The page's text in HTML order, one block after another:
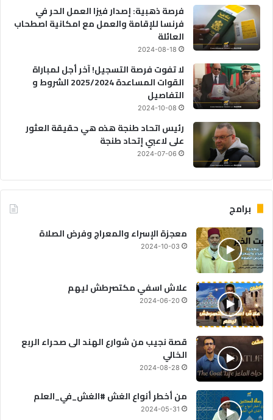
فرصة ذهبية: إصدار فيزا العمل الحر في
فرنسا للإقامة والعمل مع امكانية اصطحاب
العائلة
2024-08-18
لا تفوت فرصة التسجيل! آخر أجل لمباراة
القوات المساعدة 2025/2024 الشروط و
التفاصيل
2024-10-08
رئيس اتحاد طنجة هذه هي حقيقة العثور
على لاعبي إتحاد طنجة
2024-07-06
برامج
معجزة الإسراء والمعراج وفرض الصلاة
2024-10-03
علاش اسفي مكتصرطش ليهم
2024-06-20
قصة نجيب من شوارع الهند الى صحراء الربع
الخالي
2024-08-28
من أخطر أنواع الغش #الغش_في_العلم
2024-05-31